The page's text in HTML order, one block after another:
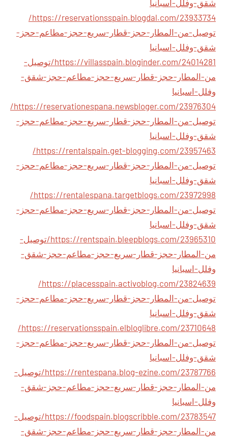
شقق-وفلل-اسبانيا
https://reservationsspain.blogdal.com/23933734/
توصيل-من-المطار-حجز-قطار-سريع-حجز-مطاعم-حجز-
شقق-وفلل-اسبانيا
https://villasspain.bloginder.com/24014281/توصيل-
من-المطار-حجز-قطار-سريع-حجز-مطاعم-حجز-شقق-
وفلل-اسبانيا
https://reservationespana.newsbloger.com/23976304/
توصيل-من-المطار-حجز-قطار-سريع-حجز-مطاعم-حجز-
شقق-وفلل-اسبانيا
https://rentalspain.get-blogging.com/23957463/
توصيل-من-المطار-حجز-قطار-سريع-حجز-مطاعم-حجز-
شقق-وفلل-اسبانيا
https://rentalespana.targetblogs.com/23972998/
توصيل-من-المطار-حجز-قطار-سريع-حجز-مطاعم-حجز-
شقق-وفلل-اسبانيا
https://rentspain.bleepblogs.com/23965310/توصيل-
من-المطار-حجز-قطار-سريع-حجز-مطاعم-حجز-شقق-
وفلل-اسبانيا
https://placesspain.activoblog.com/23824639/
توصيل-من-المطار-حجز-قطار-سريع-حجز-مطاعم-حجز-
شقق-وفلل-اسبانيا
https://reservationsspain.elbloglibre.com/23710648/
توصيل-من-المطار-حجز-قطار-سريع-حجز-مطاعم-حجز-
شقق-وفلل-اسبانيا
https://rentespana.blog-ezine.com/23787766/توصيل-
من-المطار-حجز-قطار-سريع-حجز-مطاعم-حجز-شقق-
وفلل-اسبانيا
https://foodspain.blogscribble.com/23783547/توصيل-
من-المطار-حجز-قطار-سريع-حجز-مطاعم-حجز-شقق-